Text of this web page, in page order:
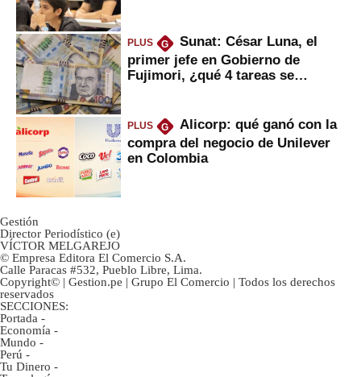
PLUS G
Sunat: César Luna, el
primer jefe en Gobierno de
Fujimori, ¿qué 4 tareas se
PLUS G
Alicorp: qué ganó con la
compra del negocio de Unilever
en Colombia
Gestión
Director Periodístico (e)
VÍCTOR MELGAREJO
© Empresa Editora El Comercio S.A.
Calle Paracas #532, Pueblo Libre, Lima.
Copyright© | Gestion.pe | Grupo El Comercio | Todos los derechos
reservados
SECCIONES:
Portada -
Economía -
Mundo -
Perú -
Tu Dinero -